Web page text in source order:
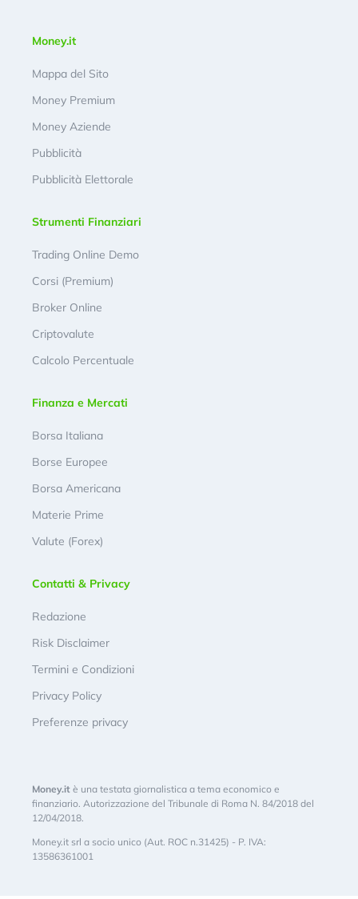
Money.it
Mappa del Sito
Money Premium
Money Aziende
Pubblicità
Pubblicità Elettorale
Strumenti Finanziari
Trading Online Demo
Corsi (Premium)
Broker Online
Criptovalute
Calcolo Percentuale
Finanza e Mercati
Borsa Italiana
Borse Europee
Borsa Americana
Materie Prime
Valute (Forex)
Contatti & Privacy
Redazione
Risk Disclaimer
Termini e Condizioni
Privacy Policy
Preferenze privacy
Money.it è una testata giornalistica a tema economico e
finanziario. Autorizzazione del Tribunale di Roma N. 84/2018 del
12/04/2018.
Money.it srl a socio unico (Aut. ROC n.31425) - P. IVA:
13586361001